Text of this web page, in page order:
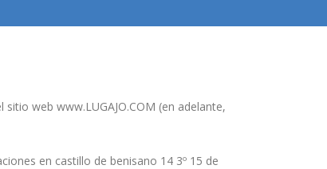
web www.LUGAJO.COM (en adelante,
en castillo de benisano 14 3º 15 de